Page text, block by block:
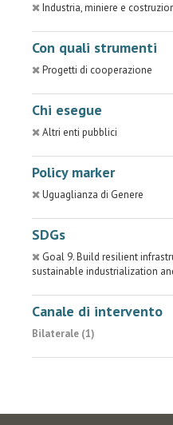
Industria, miniere e
Con quali strumenti
Progetti di cooperazione
Chi esegue
Altri enti pubblici
Policy marker
Uguaglianza di Genere
SDGs
Goal 9. Build resilient
sustainable industrialization
Canale di intervento
Bilaterale (1)